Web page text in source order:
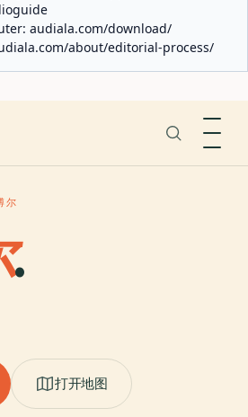
audiala.com/download/
about/editorial-process/
尔
.
打开地图